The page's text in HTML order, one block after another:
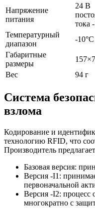
Напряжение
питания
24 В
тока
Температурный
диапазон
-
Габаритные
размеры
Вес
94 г
Система
взлома
Кодирование и
технологию RFID, что
Производитель
Базовая версия:
Версия -I1:
первоначальной
Версия -I2: процесс
многократно с